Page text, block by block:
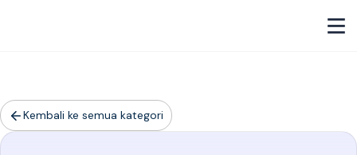
Kembali ke semua kategori